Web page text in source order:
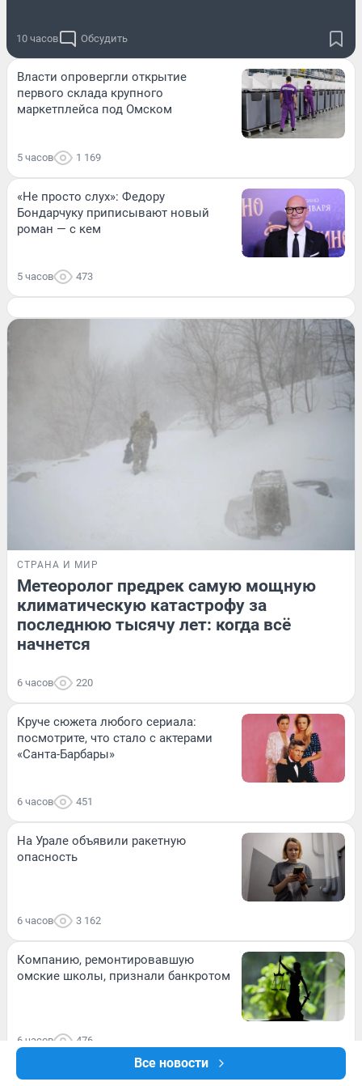
Все новости
10 часов Обсудить
Власти опровергли открытие
первого склада крупного
маркетплейса под Омском
5 часов 1 169
«Не просто слух»: Федору
Бондарчуку приписывают новый
роман — с кем
5 часов 473
СТРАНА И МИР
Метеоролог предрек самую мощную
климатическую катастрофу за
последнюю тысячу лет: когда всё
начнется
6 часов 220
Круче сюжета любого сериала:
посмотрите, что стало с актерами
«Санта-Барбары»
6 часов 451
На Урале объявили ракетную
опасность
6 часов 3 162
Компанию, ремонтировавшую
омские школы, признали банкротом
6 часов 476
ВИДЕО